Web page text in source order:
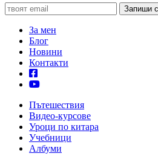
За мен
Блог
Новини
Контакти
Пътешествия
Видео-курсове
Уроци по китара
Учебници
Албуми